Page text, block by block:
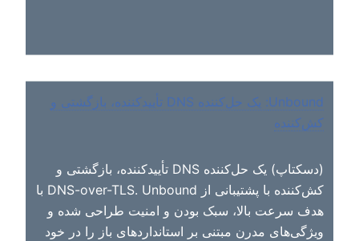
Unbound: یک حل‌کننده DNS تأییدکننده، بازگشتی و
کش‌کننده
(دسکتاپ) یک حل‌کننده DNS تأییدکننده، بازگشتی و
کش‌کننده با پشتیبانی از DNS-over-TLS. Unbound با
هدف سرعت بالا، سبک بودن و امنیت طراحی شده و
ویژگی‌های مدرن مبتنی بر استانداردهای باز را در خود